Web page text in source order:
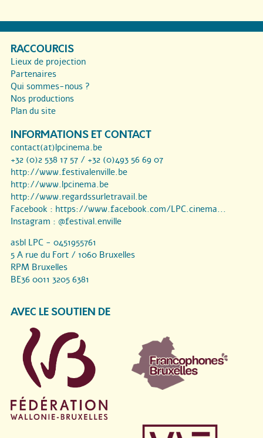
RACCOURCIS
Lieux de projection
Partenaires
Qui sommes-nous ?
Nos productions
Plan du site
INFORMATIONS ET CONTACT
contact(at)lpcinema.be
+32 (0)2 538 17 57 / +32 (0)493 56 69 07
http://www.festivalenville.be
http://www.lpcinema.be
http://www.regardssurletravail.be
Facebook : https://www.facebook.com/LPC.cinema...
Instagram : @festival.enville
asbl LPC - 0451955761
5 A rue du Fort / 1060 Bruxelles
RPM Bruxelles
BE36 0011 3205 6381
AVEC LE SOUTIEN DE